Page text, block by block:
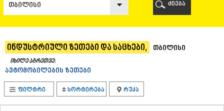
ᲩᲐᲥᲕᲘ
ᲝᲖᲣᲠᲒᲔᲗᲘ
ᲩᲝᲮᲐᲢᲐᲣᲠᲘ
ᲣᲠᲔᲙᲘ
ᲘᲛᲔᲠᲔᲗᲘ
ᲑᲐᲦᲓᲐᲗᲘ
ᲕᲐᲜᲘ
ძიება
ინდუსტრიული ზეთები და საცხები, თბილისი
იხილე აგრეთვე:
ავტომობილების ზეთები
ფილტრი სორტირება რუკა